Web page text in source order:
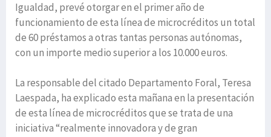
Igualdad, prevé otorgar en el primer año de
funcionamiento de esta línea de microcréditos un total
de 60 préstamos a otras tantas personas autónomas,
con un importe medio superior a los 10.000 euros.
La responsable del citado Departamento Foral, Teresa
Laespada, ha explicado esta mañana en la presentación
de esta línea de microcréditos que se trata de una
iniciativa “realmente innovadora y de gran